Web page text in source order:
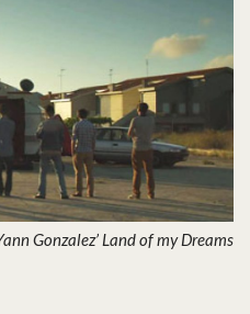
Gonzalez’ Land of my Dreams